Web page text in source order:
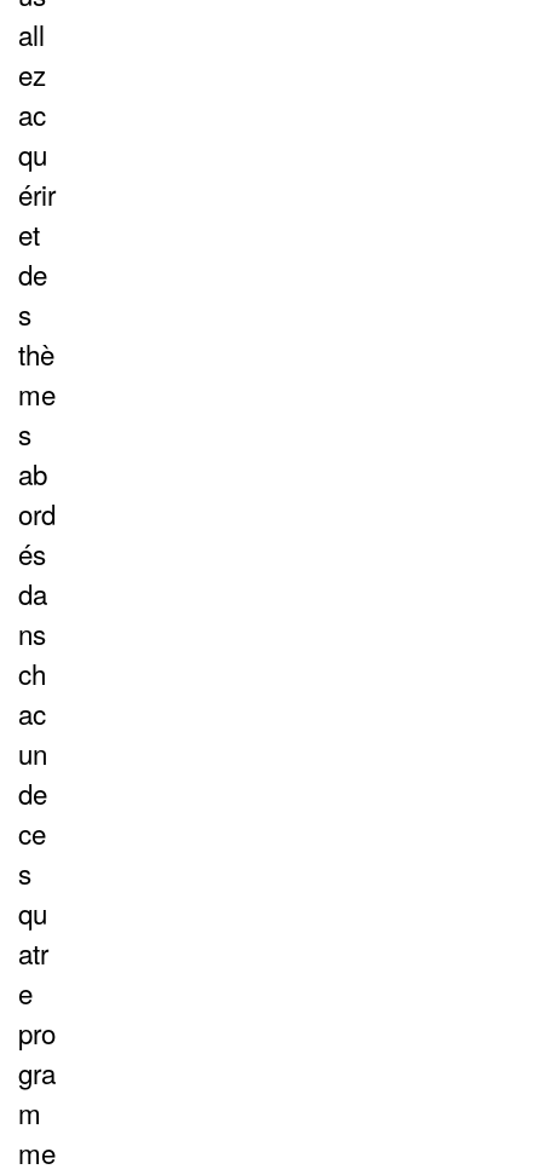
all
ez
ac
qu
érir
et
de
s
thè
me
s
ab
ord
és
da
ns
ch
ac
un
de
ce
s
qu
atr
e
pro
gra
m
me